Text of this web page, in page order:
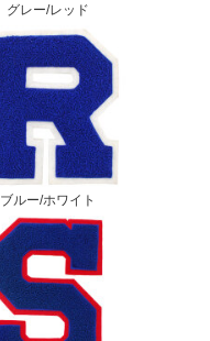
グレー/レッド
ブルー/ホワイト